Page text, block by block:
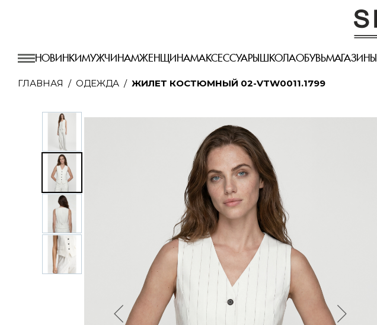
НОВИНКИМУЖЧИНАМЖЕНЩИНАМАКСЕССУАРЫШКОЛАОБУВЬМАГАЗИНЫ
ГЛАВНАЯ ОДЕЖДА ЖИЛЕТ КОСТЮМНЫЙ 02-VTW0011.1799